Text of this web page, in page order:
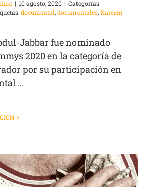
| 10 agosto, 2020 | Categorías:
documental,documentales,Kareem
Jabbar fue nominado
2020 en la categoría de
por su participación en
...